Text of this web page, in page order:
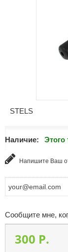
STELS
Наличие: Этого
Напишите Ваш
Сообщите мне,
300 P.